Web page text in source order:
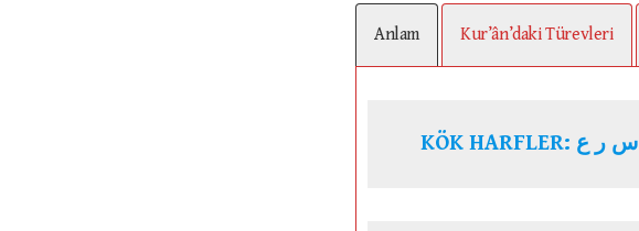
Anlam Kur’ân’daki Türevleri
KÖK HARFLER: س ر ع